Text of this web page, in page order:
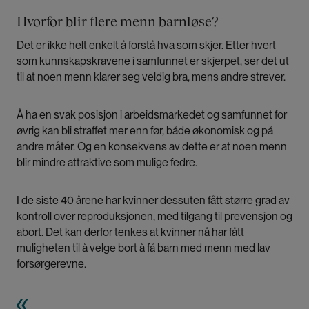
Hvorfor blir flere menn barnløse?
Det er ikke helt enkelt å forstå hva som skjer. Etter hvert
som kunnskapskravene i samfunnet er skjerpet, ser det ut
til at noen menn klarer seg veldig bra, mens andre strever.
Å ha en svak posisjon i arbeidsmarkedet og samfunnet for
øvrig kan bli straffet mer enn før, både økonomisk og på
andre måter. Og en konsekvens av dette er at noen menn
blir mindre attraktive som mulige fedre.
I de siste 40 årene har kvinner dessuten fått større grad av
kontroll over reproduksjonen, med tilgang til prevensjon og
abort. Det kan derfor tenkes at kvinner nå har fått
muligheten til å velge bort å få barn med menn med lav
forsørgerevne.